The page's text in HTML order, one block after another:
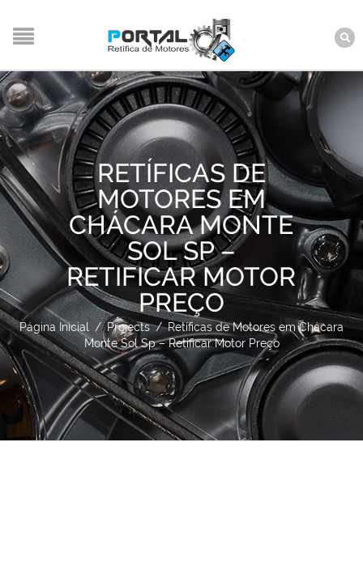
RETÍFICAS DE
MOTORES EM
CHÁCARA MONTE
SOL SP –
RETIFICAR MOTOR
PREÇO
Página Inicial / Projects / Retíficas de Motores em Chácara
Monte Sol Sp – Retificar Motor Preço